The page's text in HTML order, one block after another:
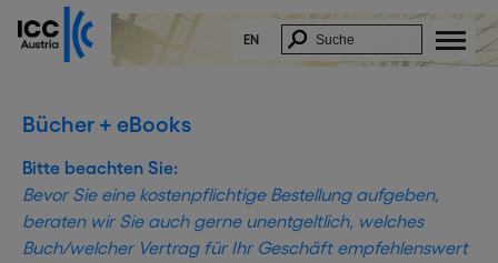
EN
Bücher + eBooks
Bitte beachten Sie:
Bevor Sie eine kostenpflichtige Bestellung aufgeben,
beraten wir Sie auch gerne unentgeltlich, welches
Buch/welcher Vertrag für Ihr Geschäft empfehlenswert